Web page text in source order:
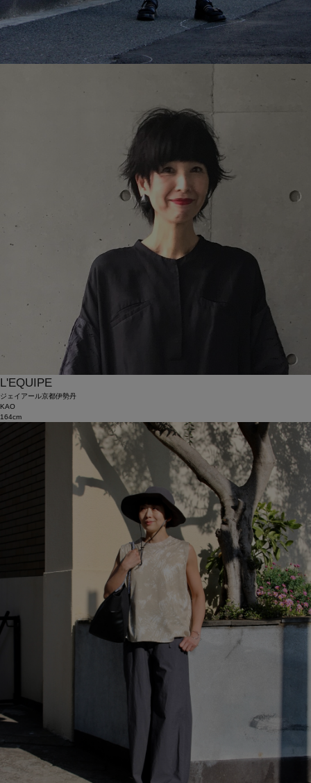
L'EQUIPE
ジェイアール京都伊勢丹
KAO
164cm